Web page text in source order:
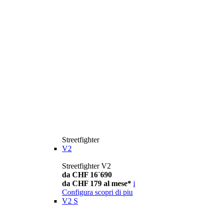
Streetfighter
V2
Streetfighter V2
da CHF 16´690
da CHF 179 al mese* i
Configura scopri di piu
V2 S